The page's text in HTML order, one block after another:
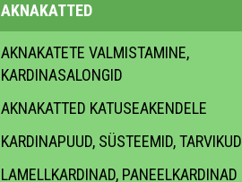
AKNAKATTED
AKNAKATETE VALMISTAMINE,
KARDINASALONGID
AKNAKATTED KATUSEAKENDELE
KARDINAPUUD, SÜSTEEMID, TARVIKUD
LAMELLKARDINAD, PANEELKARDINAD